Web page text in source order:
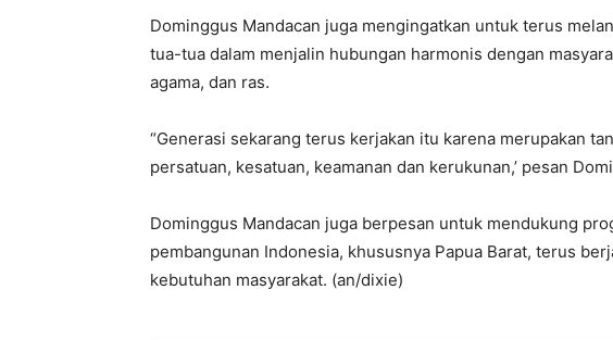
Dominggus Mandacan juga mengingatkan untuk terus
tua-tua dalam menjalin hubungan harmonis dengan
agama, dan ras.
“Generasi sekarang terus kerjakan itu karena merupakan
persatuan, kesatuan, keamanan dan kerukunan,’ pesan
Dominggus Mandacan juga berpesan untuk mendukung
pembangunan Indonesia, khususnya Papua Barat, terus
kebutuhan masyarakat. (an/dixie)